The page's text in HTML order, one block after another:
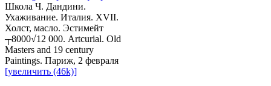
Школа Ч. Дандини.
Ухаживание. Италия. XVII.
Холст, масло. Эстимейт
┬8000√12 000. Artcurial. Old
Masters and 19 century
Paintings. Париж, 2 февраля
[увеличить (46k)]